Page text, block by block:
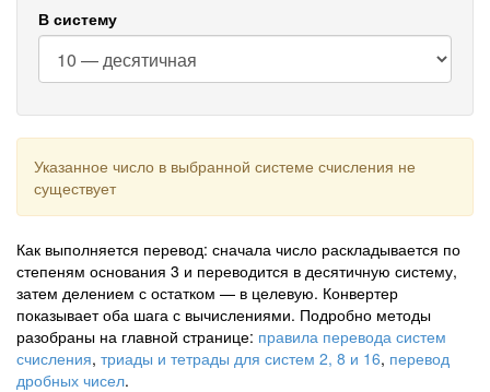
В систему
Указанное число в выбранной системе счисления не
существует
Как выполняется перевод: сначала число раскладывается по
степеням основания 3 и переводится в десятичную систему,
затем делением с остатком — в целевую. Конвертер
показывает оба шага с вычислениями. Подробно методы
разобраны на главной странице: правила перевода систем
счисления, триады и тетрады для систем 2, 8 и 16, перевод
дробных чисел.